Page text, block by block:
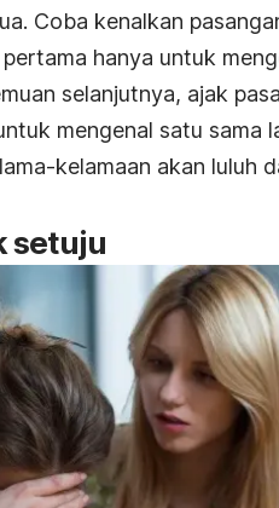
Coba kenalkan
hanya untuk
selanjutnya, ajak
mengenal satu sama
kelamaan akan luluh
setuju